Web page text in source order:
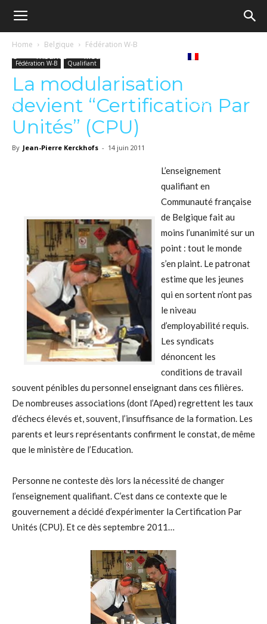
Ecole
démocratique
–
Tribunes Médiathèque
Français
Home Belgique Fédération W-B
Fédération W-B Qualifiant
La modularisation
devient “Certification Par
Unités” (CPU)
By Jean-Pierre Kerckhofs - 14 juin 2011
L’enseignement
qualifiant en
Communauté française
de Belgique fait au
moins l’unanimité sur un
point : tout le monde
s’en plaint. Le patronat
estime que les jeunes
qui en sortent n’ont pas
le niveau
d’employabilité requis.
Les syndicats
dénoncent les
conditions de travail
souvent pénibles du personnel enseignant dans ces filières.
De nombreuses associations (dont l’Aped) regrettent les taux
d’échecs élevés et, souvent, l’insuffisance de la formation. Les
parents et leurs représentants confirment le constat, de même
que le ministère de l’Education.
Personne ne conteste dès lors la nécessité de changer
l’enseignement qualifiant. C’est dans ce contexte que le
gouvernement a décidé d’expérimenter la Certification Par
Unités (CPU). Et ce dès septembre 2011…